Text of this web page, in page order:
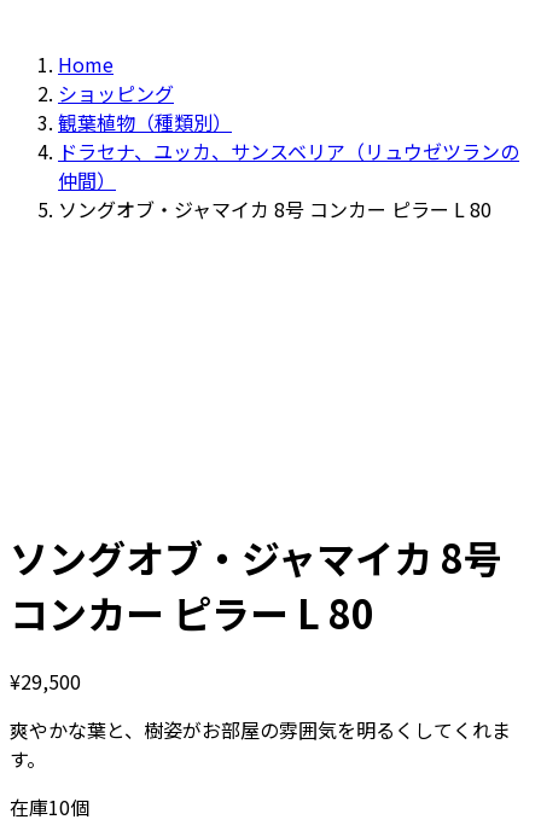
Home
ショッピング
観葉植物（種類別）
ドラセナ、ユッカ、サンスベリア（リュウゼツランの
仲間）
ソングオブ・ジャマイカ 8号 コンカー ピラー L 80
ソングオブ・ジャマイカ 8号
コンカー ピラー L 80
¥29,500
爽やかな葉と、樹姿がお部屋の雰囲気を明るくしてくれま
す。
在庫10個